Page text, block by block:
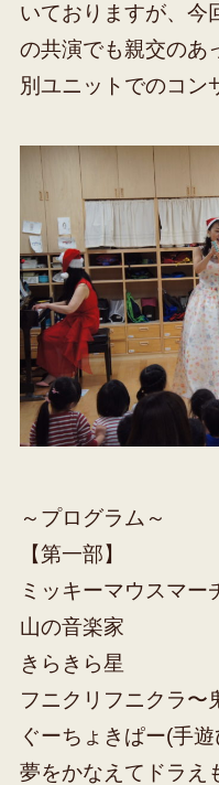
いておりますが、今
の共演でも親交のあ
別ユニットでのコン
～プログラム～
【第一部】
ミッキーマウスマー
山の音楽家
きらきら星
フニクリフニクラ〜
ぐーちょきぱー(手遊
夢をかなえてドラえ